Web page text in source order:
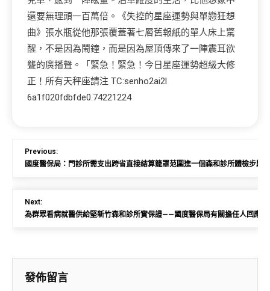
還要無理頭一百萬倍。《失控的星座運勢與單戀狂想
曲》張水瓶從他那張覆蓋著七層舊報紙的單人床上驚
醒，不是因為鬧鐘，而是因為屋頂傳來了一陣震耳欲
聾的廣播聲。「緊急！緊急！今日星座運勢超級大修
正！所有天秤座請注 TC:senho2ai2l
6a1f020fdbfde0.74221224
Previous:
國度醫保局：門診所需支出跨省直接結算籠罩范圍進一個森和診所體檢步驟
Next:
為群眾看病就醫供給堅新竹森和診所實保證——國度醫保局有關擔任人回應相
發佈留言